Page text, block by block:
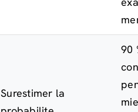
Surestimer la
90